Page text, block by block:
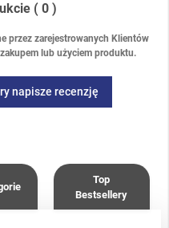
2.0 FA20D
2.5 DOHC FB25
( 0 )
przez zarejestrowanych Klientów
lub użyciem produktu.
napisze recenzję
Top
Bestsellery